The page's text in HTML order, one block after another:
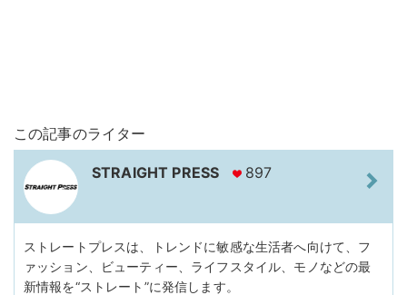
この記事のライター
STRAIGHT PRESS 897
ストレートプレスは、トレンドに敏感な生活者へ向けて、フ
ァッション、ビューティー、ライフスタイル、モノなどの最
新情報を“ストレート”に発信します。